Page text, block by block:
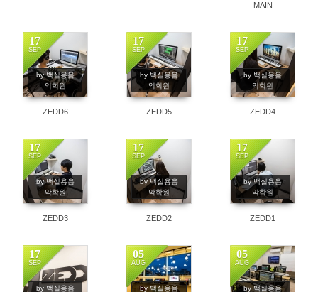
MAIN
17
SEP
by 백실용음
악학원
222
ZEDD6
17
SEP
by 백실용음
악학원
218
ZEDD5
17
SEP
by 백실용음
악학원
208
ZEDD4
17
SEP
by 백실용음
악학원
273
ZEDD3
17
SEP
by 백실용음
악학원
234
ZEDD2
17
SEP
by 백실용음
악학원
172
ZEDD1
17
SEP
by 백실용음
244
05
AUG
by 백실용음
235
05
AUG
by 백실용음
297